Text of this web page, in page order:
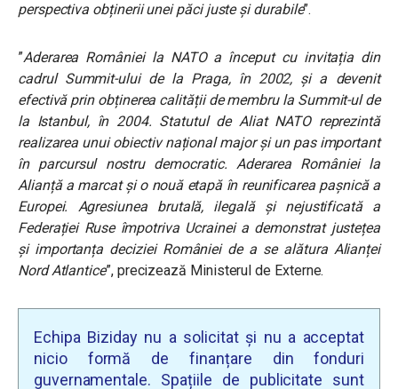
perspectiva obținerii unei păci juste și durabile”.
”Aderarea României la NATO a început cu invitația din
cadrul Summit-ului de la Praga, în 2002, și a devenit
efectivă prin obținerea calității demembru la Summit-ul de
la Istanbul, în 2004. Statutul de Aliat NATO reprezintă
realizarea unui obiectiv național major și un pas important
în parcursul nostru democratic. Aderarea României la
Alianță a marcat și o nouă etapă în reunificarea pașnică a
Europei. Agresiunea brutală, ilegală și nejustificată a
Federației Ruse împotriva Ucrainei a demonstrat justețea
și importanța deciziei României de a se alătura Alianței
Nord Atlantice”, precizează Ministerul de Externe.
Echipa Biziday nu a solicitat și nu a acceptat
nicio formă de finanțare din fonduri
guvernamentale. Spațiile de publicitate sunt